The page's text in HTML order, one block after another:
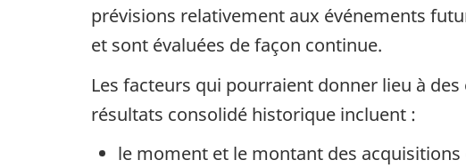
prévisions relativement aux événements
et sont évaluées de façon continue.
Les facteurs qui pourraient donner lieu à
résultats consolidé historique incluent :
le moment et le montant des